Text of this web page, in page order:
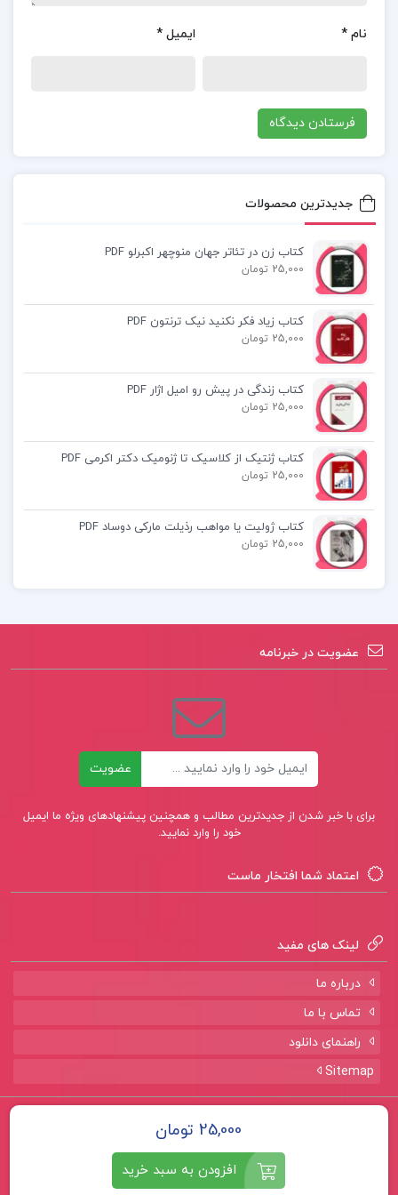
سیره تربیتی پیامبر و اهل بیت سیدعلی حسینی زاده
پی دی اف سیره تربیتی پیامبر و اهل بیت سیدعلی
کتاب پیشنهادی📚
کتاب روانشناسی تربیتی مدرسان شریف
کتاب مبانی اندیشه اسلامی 2 حسن یوسفیان
کتاب روانشناسی تکاملی دیوید باس جلد دوم
نام * ایمیل *
جدیدترین محصولات
کتاب زن در تئاتر جهان منوچهر اکبرلو PDF
25,000 تومان
کتاب زیاد فکر نکنید نیک ترنتون PDF
25,000 تومان
کتاب زندگی در پیش رو امیل اژار PDF
25,000 تومان
کتاب ژنتیک از کلاسیک تا ژنومیک دکتر اکرمی PDF
25,000 تومان
کتاب ژولیت یا مواهب رذیلت مارکی دوساد PDF
25,000 تومان
عضویت در خبرنامه
عضویت
برای با خبر شدن از جدیدترین مطالب و همچنین پیشنهادهای ویژه ما ایمیل
خود را وارد نمایید.
اعتماد شما افتخار ماست
لینک های مفید
درباره ما
تماس با ما
راهنمای دانلود
Sitemap
تمامی حقوق برای سایت پروژه لند 25,000 تومان
افزودن به سبد خرید